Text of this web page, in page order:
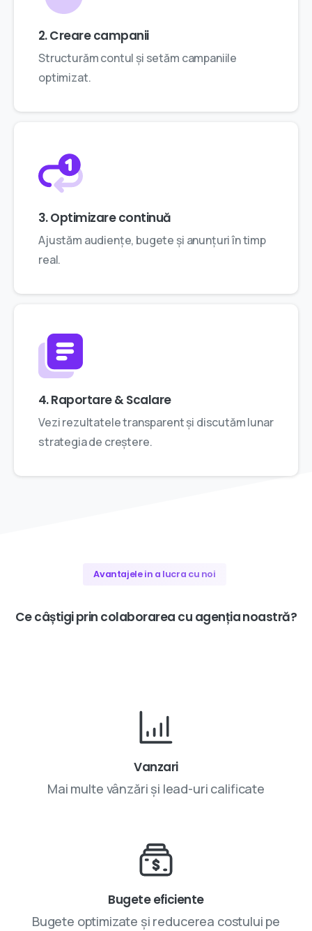
2. Creare campanii
Structurăm contul și setăm campaniile
optimizat.
3. Optimizare continuă
Ajustăm audiențe, bugete și anunțuri în timp
real.
4. Raportare & Scalare
Vezi rezultatele transparent și discutăm lunar
strategia de creștere.
Avantajele in a lucra cu noi
Cecâștigiprin colaborarea cu agențianoastră?
Vanzari
Mai multe vânzări și lead-uri calificate
Bugete eficiente
Bugete optimizate și reducerea costului pe